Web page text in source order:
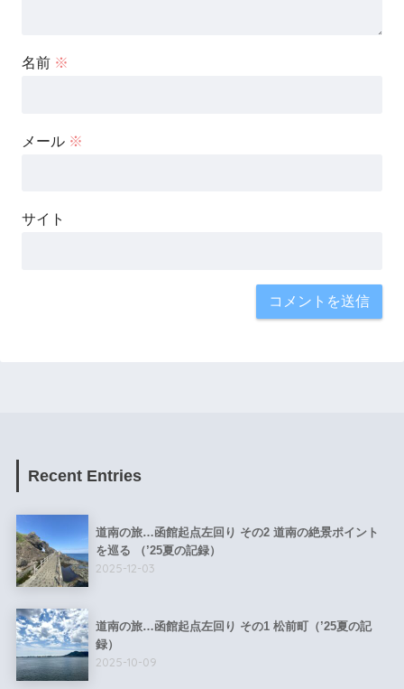
名前 ※
メール ※
サイト
Recent Entries
道南の旅…函館起点左回り その2 道南の絶景ポイント
を巡る （’25夏の記録）
2025-12-03
道南の旅…函館起点左回り その1 松前町（’25夏の記
録）
2025-10-09